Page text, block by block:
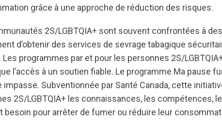
grâce à une approche de réduction des risques.
2S/LGBTQIA+ sont souvent confrontées à
d’obtenir des services de sevrage tabagique
Les programmes par et pour les personnes 2S/
l’accès à un soutien fiable. Le programme Ma pause
impasse. Subventionnée par Santé Canada, cette
2S/LGBTQIA+ les connaissances, les compétences,
besoin pour arrêter de fumer ou réduire leur